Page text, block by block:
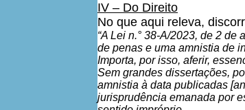
IV – Do Direito
No que aqui releva,
“A Lei n.° 38-A/2023, de 2
de penas e uma amnistia de
Importa, por isso, aferir,
Sem grandes dissertações,
amnistia à data publicadas
jurisprudência emanada por